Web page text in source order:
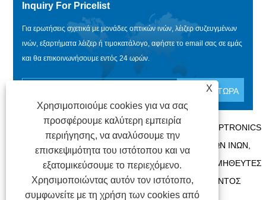
Inquiry For Pricelist
Για ερωτήσεις σχετικά με μονάδες οπτικών ινών, λέιζερ συζευγμένων
ινών, εξαρτήματα λέιζερ ή τιμοκατάλογο, αφήστε το email σας σε εμάς
και θα επικοινωνήσουμε εντός 24 ωρών.
ΠΝΕΥΜΑΤΙΚΆ ΔΙΚΑΙΏΜΑΤΑ @ 2020 SHENZHEN BOX OPTRONICS
TECHNOLOGY CO., LTD. - ΚΊΝΑ ΜΟΝΆΔΕΣ ΟΠΤΙΚΏΝ ΙΝΏΝ,
ΚΑΤΑΣΚΕΥΑΣΤΈΣ ΛΈΙΖΕΡ ΣΥΖΕΥΓΜΈΝΩΝ ΙΝΏΝ, ΠΡΟΜΗΘΕΥΤΈΣ
ΕΞΑΡΤΗΜΆΤΩΝ ΛΈΙΖΕΡ ΜΕ ΤΗΝ ΕΠΙΦΎΛΑΞΗ ΠΑΝΤΌΣ
X
Χρησιμοποιούμε cookies για να σας
προσφέρουμε καλύτερη εμπειρία
περιήγησης, να αναλύσουμε την
επισκεψιμότητα του ιστότοπου και να
εξατομικεύσουμε το περιεχόμενο.
Χρησιμοποιώντας αυτόν τον ιστότοπο,
συμφωνείτε με τη χρήση των cookies από